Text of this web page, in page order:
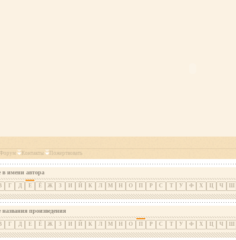
Форум
Контакты Пожертвовать
в имени автора
Г Д Е Ё Ж З И Й К Л М Н О П Р С Т У Ф Х Ц Ч Ш
произведения
Г Д Е Ё Ж З И Й К Л М Н О П Р С Т У Ф Х Ц Ч Ш